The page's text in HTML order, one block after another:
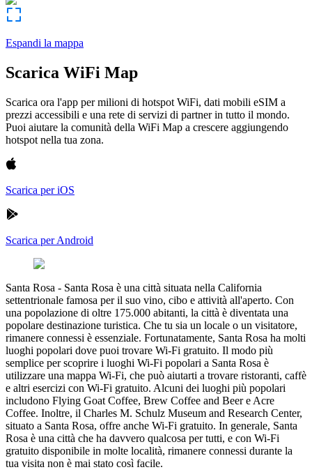
Espandi la mappa
Scarica WiFi Map
Scarica ora l'app per milioni di hotspot WiFi, dati mobili eSIM a
prezzi accessibili e una rete di servizi di partner in tutto il mondo.
Puoi aiutare la comunità della WiFi Map a crescere aggiungendo
hotspot nella tua zona.
Scarica per iOS
Scarica per Android
Santa Rosa - Santa Rosa è una città situata nella California
settentrionale famosa per il suo vino, cibo e attività all'aperto. Con
una popolazione di oltre 175.000 abitanti, la città è diventata una
popolare destinazione turistica. Che tu sia un locale o un visitatore,
rimanere connessi è essenziale. Fortunatamente, Santa Rosa ha molti
luoghi popolari dove puoi trovare Wi-Fi gratuito. Il modo più
semplice per scoprire i luoghi Wi-Fi popolari a Santa Rosa è
utilizzare una mappa Wi-Fi, che può aiutarti a trovare ristoranti, caffè
e altri esercizi con Wi-Fi gratuito. Alcuni dei luoghi più popolari
includono Flying Goat Coffee, Brew Coffee and Beer e Acre
Coffee. Inoltre, il Charles M. Schulz Museum and Research Center,
situato a Santa Rosa, offre anche Wi-Fi gratuito. In generale, Santa
Rosa è una città che ha davvero qualcosa per tutti, e con Wi-Fi
gratuito disponibile in molte località, rimanere connessi durante la
tua visita non è mai stato così facile.